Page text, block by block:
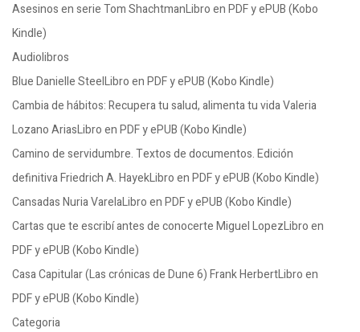
Asesinos en serie Tom ShachtmanLibro en PDF y ePUB (Kobo
Kindle)
Audiolibros
Blue Danielle SteelLibro en PDF y ePUB (Kobo Kindle)
Cambia de hábitos: Recupera tu salud, alimenta tu vida Valeria
Lozano AriasLibro en PDF y ePUB (Kobo Kindle)
Camino de servidumbre. Textos de documentos. Edición
definitiva Friedrich A. HayekLibro en PDF y ePUB (Kobo Kindle)
Cansadas Nuria VarelaLibro en PDF y ePUB (Kobo Kindle)
Cartas que te escribí antes de conocerte Miguel LopezLibro en
PDF y ePUB (Kobo Kindle)
Casa Capitular (Las crónicas de Dune 6) Frank HerbertLibro en
PDF y ePUB (Kobo Kindle)
Categoria